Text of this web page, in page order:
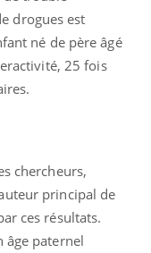
drogues est
né de père âgé
25 fois
chercheurs,
principal de
ces résultats.
âge paternel